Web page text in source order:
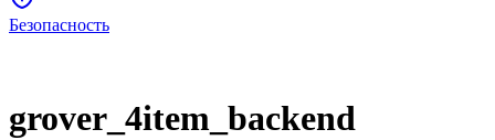
Безопасность
grover_4item_backend